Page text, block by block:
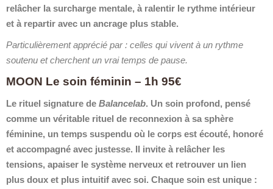
relâcher la surcharge mentale, à ralentir le rythme intérieur
et à repartir avec un ancrage plus stable.
Particulièrement apprécié par : celles qui vivent à un rythme
soutenu et cherchent un vrai temps de pause.
MOON Le soin féminin – 1h 95€
Le rituel signature de Balancelab. Un soin profond, pensé
comme un véritable rituel de reconnexion à sa sphère
féminine, un temps suspendu où le corps est écouté, honoré
et accompagné avec justesse. Il invite à relâcher les
tensions, apaiser le système nerveux et retrouver un lien
plus doux et plus intuitif avec soi. Chaque soin est unique :